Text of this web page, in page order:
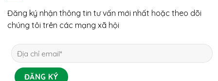
Đăng ký nhận thông tin tư vấn mới nhất hoặc theo dõi
chúng tôi trên các mạng xã hội